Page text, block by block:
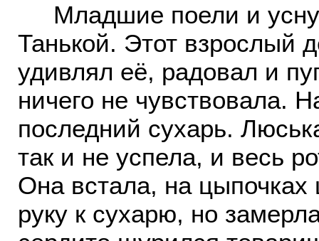
Младшие поели и
Танькой. Этот взрослый
удивлял её, радовал и
ничего не чувствовала.
последний сухарь.
так и не успела, и весь
Она встала, на цыпочках
руку к сухарю, но